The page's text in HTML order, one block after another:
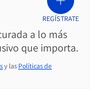
a lo más
que importa.
REGÍSTRATE
y las Políticas de